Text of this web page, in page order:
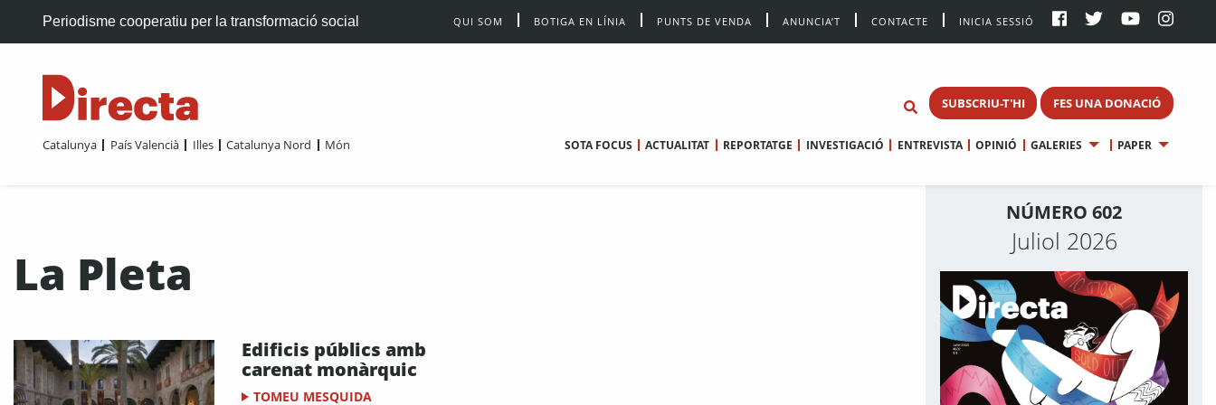
Periodisme cooperatiu per la transformació social QUI SOM BOTIGA EN LÍNIA PUNTS DE VENDA ANUNCIA’T CONTACTE INICIA SESSIÓ
SUBSCRIU-T'HI FES UNA DONACIÓ
Catalunya País Valencià Illes Catalunya Nord Món SOTA FOCUS ACTUALITAT REPORTATGE INVESTIGACIÓ ENTREVISTA OPINIÓ GALERIES PAPER
La Pleta
Edificis públics amb
carenat monàrquic
TOMEU MESQUIDA
NÚMERO 602
Juliol 2026